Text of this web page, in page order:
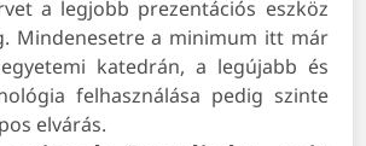
a legjobb prezentációs eszköz
Mindenesetre a minimum itt már
katedrán, a legújabb és
felhasználása pedig szinte
elvárás.